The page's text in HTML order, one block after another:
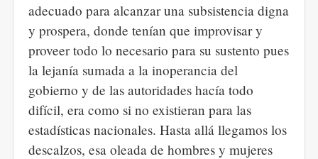
adecuado para alcanzar una subsistencia digna
y prospera, donde tenían que improvisar y
proveer todo lo necesario para su sustento pues
la lejanía sumada a la inoperancia del
gobierno y de las autoridades hacía todo
difícil, era como si no existieran para las
estadísticas nacionales. Hasta allá llegamos los
descalzos, esa oleada de hombres y mujeres